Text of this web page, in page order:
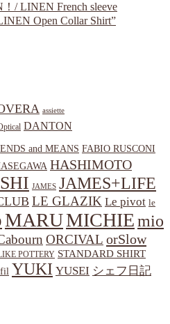
/ LINEN French sleeve
Open Collar Shirt”
assiette
DANTON
ENDS and MEANS FABIO RUSCONI
HASHIMOTO
JAMES JAMES+LIFE
LE GLAZIK Le pivot le
MARUMICHIEmio
ORCIVAL orSlow
POTTERY STANDARD SHIRT
YUKI YUSEI シェフ日記